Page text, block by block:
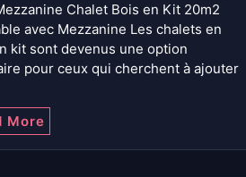
Chalet Bois en Kit 20m2
avec Mezzanine Les chalets en
kit sont devenus une option
pour ceux qui cherchent à ajouter
More